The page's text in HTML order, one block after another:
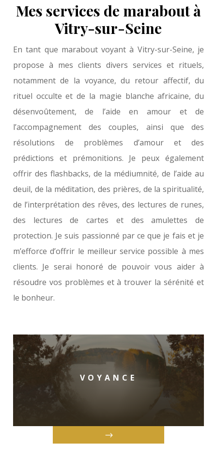
Mes services de marabout à
Vitry-sur-Seine
En tant que marabout voyant à Vitry-sur-Seine, je
propose à mes clients divers services et rituels,
notamment de la voyance, du retour affectif, du
rituel occulte et de la magie blanche africaine, du
désenvoûtement, de l’aide en amour et de
l’accompagnement des couples, ainsi que des
résolutions de problèmes d’amour et des
prédictions et prémonitions. Je peux également
offrir des flashbacks, de la médiumnité, de l’aide au
deuil, de la méditation, des prières, de la spiritualité,
de l’interprétation des rêves, des lectures de runes,
des lectures de cartes et des amulettes de
protection. Je suis passionné par ce que je fais et je
m’efforce d’offrir le meilleur service possible à mes
clients. Je serai honoré de pouvoir vous aider à
résoudre vos problèmes et à trouver la sérénité et
le bonheur.
VOYANCE